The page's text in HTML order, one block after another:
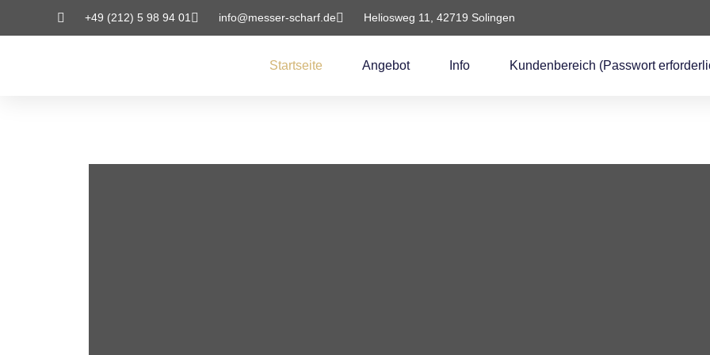
+49 (212) 5 98 94 01 info@messer-scharf.de Heliosweg 11, 42719 Solingen
Startseite Angebot Info Kundenbereich (Passwort